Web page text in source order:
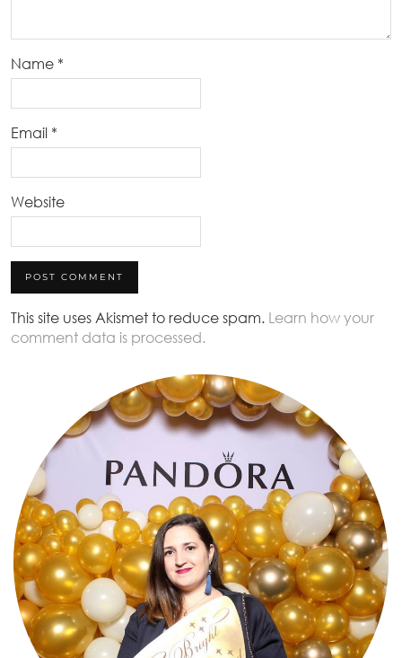
Name *
Email *
Website
This site uses Akismet to reduce spam. Learn how your
comment data is processed.